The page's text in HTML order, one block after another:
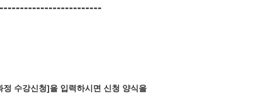
수강신청]을 입력하시면 신청 양식을